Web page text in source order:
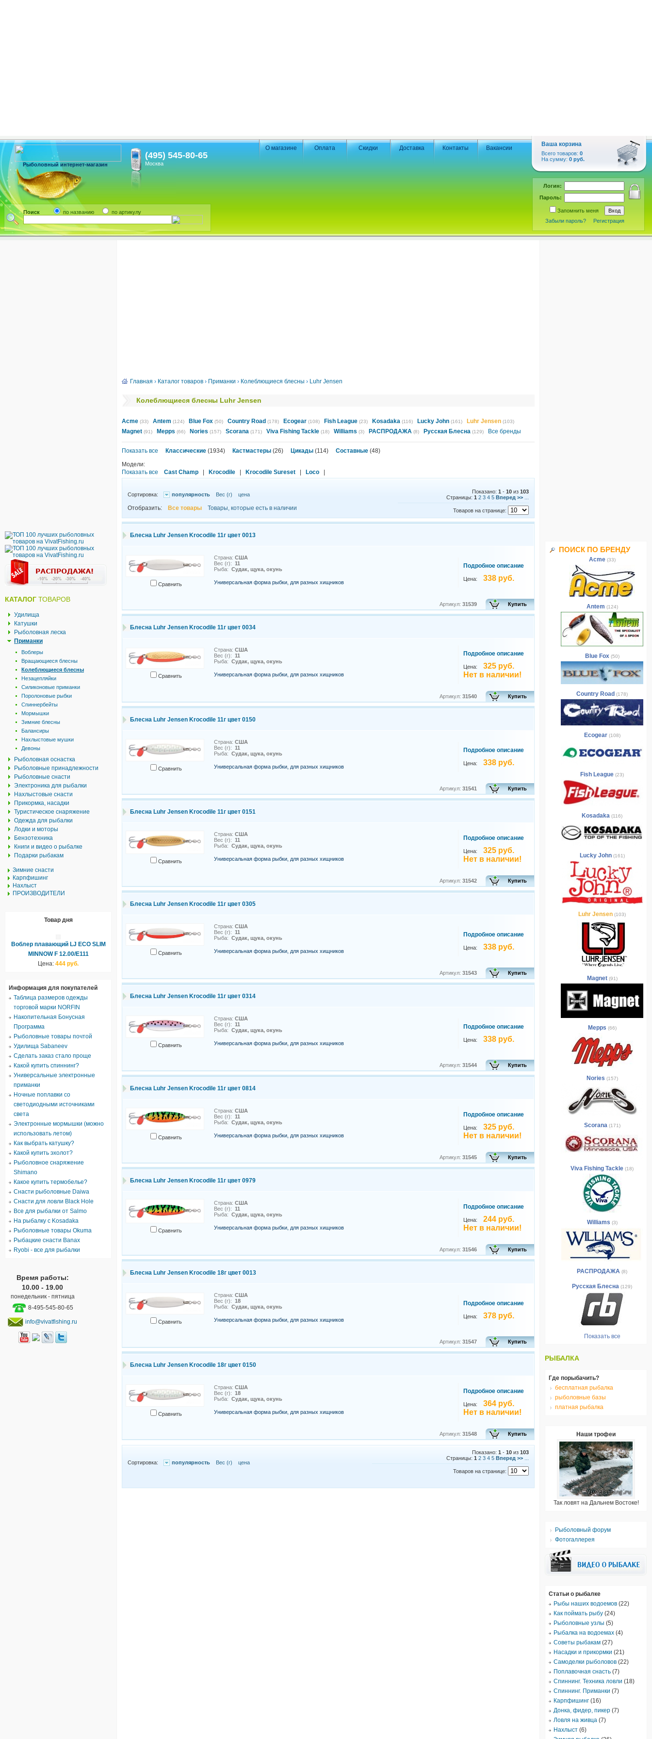
(495) 545-80-65
Москва
Рыболовный интернет-магазин
Поиск по названию по артикулу
Логин:
Пароль:
Запомнить меня
Забыли пароль?
Регистрация
О магазине Оплата Скидки Доставка Контакты Вакансии
Ваша корзина
Всего товаров: 0
На сумму: 0 руб.
КАТАЛОГ ТОВАРОВ
Удилища
Катушки
Рыболовная леска
Приманки
Воблеры
Вращающиеся блесны
Колеблющиеся блесны
Незацепляйки
Силиконовые приманки
Поролоновые рыбки
Спиннербейты
Мормышки
Зимние блесны
Балансиры
Нахлыстовые мушки
Девоны
Рыболовная оснастка
Рыболовные принадлежности
Рыболовные снасти
Электроника для рыбалки
Нахлыстовые снасти
Прикормка, насадки
Туристическое снаряжение
Одежда для рыбалки
Лодки и моторы
Бензотехника
Книги и видео о рыбалке
Подарки рыбакам
Зимние снасти
Карпфишинг
Нахлыст
ПРОИЗВОДИТЕЛИ
Товар дня
Воблер плавающий LJ ECO SLIM
MINNOW F 12.00/E111
Цена: 444 руб.
Информация для покупателей
Таблица размеров одежды
торговой марки NORFIN
Накопительная Бонусная
Программа
Рыболовные товары почтой
Удилища Sabaneev
Сделать заказ стало проще
Какой купить спиннинг?
Универсальные электронные
приманки
Ночные поплавки со
светодиодными источниками
света
Электронные мормышки (можно
использовать летом)
Как выбрать катушку?
Какой купить эхолот?
Рыболовное снаряжение
Shimano
Какое купить термобелье?
Снасти рыболовные Daiwa
Снасти для ловли Black Hole
Все для рыбалки от Salmo
На рыбалку с Kosadaka
Рыболовные товары Okuma
Рыбацкие снасти Banax
Ryobi - все для рыбалки
Время работы:
10.00 - 19.00
понедельник - пятница
8-495-545-80-65
info@vivatfishing.ru
Главная › Каталог товаров › Приманки › Колеблющиеся блесны › Luhr Jensen
Колеблющиеся блесны Luhr Jensen
Acme (33) Antem (124) Blue Fox (50) Country Road (178) Ecogear (108) Fish League (23) Kosadaka (116) Lucky John (161) Luhr Jensen (103)
Magnet (91) Mepps (66) Nories (157) Scorana (171) Viva Fishing Tackle (18) Williams (3) РАСПРОДАЖА (8) Русская Блесна (129) Все бренды
Показать все Классические (1934) Кастмастеры (26) Цикады (114) Составные (48)
Модели:
Показать все
Cast Champ Krocodile Krocodile Sureset Loco
Сортировка: популярность Вес (г) цена
Отобразить: Все товары Товары, которые есть в наличии
Показано: 1 - 10 из 103
Страницы: 1 2 3 4 5 Вперед >>
Товаров на странице:
Блесна Luhr Jensen Krocodile 11г цвет 0013
Сравнить
Страна: США
Вес (г): 11
Рыба: Судак, щука, окунь
Универсальная форма рыбки, для разных хищников
Подробное описание
Цена: 338 руб.
Артикул: 31539 Купить
Блесна Luhr Jensen Krocodile 11г цвет 0034
Сравнить
Страна: США
Вес (г): 11
Рыба: Судак, щука, окунь
Универсальная форма рыбки, для разных хищников
Подробное описание
Цена: 325 руб.
Нет в наличии!
Артикул: 31540 Купить
Блесна Luhr Jensen Krocodile 11г цвет 0150
Сравнить
Страна: США
Вес (г): 11
Рыба: Судак, щука, окунь
Универсальная форма рыбки, для разных хищников
Подробное описание
Цена: 338 руб.
Артикул: 31541 Купить
Блесна Luhr Jensen Krocodile 11г цвет 0151
Сравнить
Страна: США
Вес (г): 11
Рыба: Судак, щука, окунь
Универсальная форма рыбки, для разных хищников
Подробное описание
Цена: 325 руб.
Нет в наличии!
Артикул: 31542 Купить
Блесна Luhr Jensen Krocodile 11г цвет 0305
Сравнить
Страна: США
Вес (г): 11
Рыба: Судак, щука, окунь
Универсальная форма рыбки, для разных хищников
Подробное описание
Цена: 338 руб.
Артикул: 31543 Купить
Блесна Luhr Jensen Krocodile 11г цвет 0314
Сравнить
Страна: США
Вес (г): 11
Рыба: Судак, щука, окунь
Универсальная форма рыбки, для разных хищников
Подробное описание
Цена: 338 руб.
Артикул: 31544 Купить
Блесна Luhr Jensen Krocodile 11г цвет 0814
Сравнить
Страна: США
Вес (г): 11
Рыба: Судак, щука, окунь
Универсальная форма рыбки, для разных хищников
Подробное описание
Цена: 325 руб.
Нет в наличии!
Артикул: 31545 Купить
Блесна Luhr Jensen Krocodile 11г цвет 0979
Сравнить
Страна: США
Вес (г): 11
Рыба: Судак, щука, окунь
Универсальная форма рыбки, для разных хищников
Подробное описание
Цена: 244 руб.
Нет в наличии!
Артикул: 31546 Купить
Блесна Luhr Jensen Krocodile 18г цвет 0013
Сравнить
Страна: США
Вес (г): 18
Рыба: Судак, щука, окунь
Универсальная форма рыбки, для разных хищников
Подробное описание
Цена: 378 руб.
Артикул: 31547 Купить
Блесна Luhr Jensen Krocodile 18г цвет 0150
Сравнить
Страна: США
Вес (г): 18
Рыба: Судак, щука, окунь
Универсальная форма рыбки, для разных хищников
Подробное описание
Цена: 364 руб.
Нет в наличии!
Артикул: 31548 Купить
Сортировка: популярность Вес (г) цена
Показано: 1 - 10 из 103
Страницы: 1 2 3 4 5 Вперед >>
Товаров на странице:
ПОИСК ПО БРЕНДУ
Acme (33)
Antem (124)
Blue Fox (50)
Country Road (178)
Ecogear (108)
Fish League (23)
Kosadaka (116)
Lucky John (161)
Luhr Jensen (103)
Magnet (91)
Mepps (66)
Nories (157)
Scorana (171)
Viva Fishing Tackle (18)
Williams (3)
РАСПРОДАЖА (8)
Русская Блесна (129)
Показать все
РЫБАЛКА
Где порыбачить?
бесплатная рыбалка
рыболовные базы
платная рыбалка
Наши трофеи
Так ловят на Дальнем Востоке!
Рыболовный форум
Фотогаллерея
Статьи о рыбалке
Рыбы наших водоемов (22)
Как поймать рыбу (24)
Рыболовные узлы (5)
Рыбалка на водоемах (4)
Советы рыбакам (27)
Насадки и прикормки (21)
Самоделки рыболовов (22)
Поплавочная снасть (7)
Спиннинг. Техника ловли (18)
Спиннинг. Приманки (7)
Карпфишинг (16)
Донка, фидер, пикер (7)
Ловля на живца (7)
Нахлыст (6)